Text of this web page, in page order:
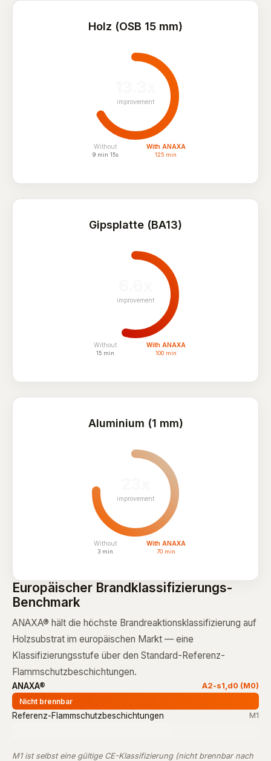
Holz (OSB 15 mm)
improvement
Without
9 min 15s
With ANAXA
125 min
Gipsplatte (BA13)
improvement
Without
15 min
With ANAXA
100 min
Aluminium (1 mm)
improvement
Without
3 min
With ANAXA
70 min
Europäischer Brandklassifizierungs-
Benchmark
ANAXA® hält die höchste Brandreaktionsklassifizierung auf
Holzsubstrat im europäischen Markt — eine
Klassifizierungsstufe über den Standard-Referenz-
Flammschutzbeschichtungen.
ANAXA®
A2-s1,d0 (M0)
Nicht brennbar
Referenz-Flammschutzbeschichtungen M1
M1 ist selbst eine gültige CE-Klassifizierung (nicht brennbar nach